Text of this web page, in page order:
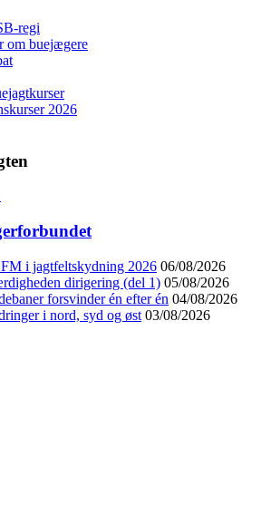
regi
om buejægere
2026
i jagtfeltskydning 2026 06/08/2026
dirigering (del 1) 05/08/2026
forsvinder én efter én 04/08/2026
i nord, syd og øst 03/08/2026